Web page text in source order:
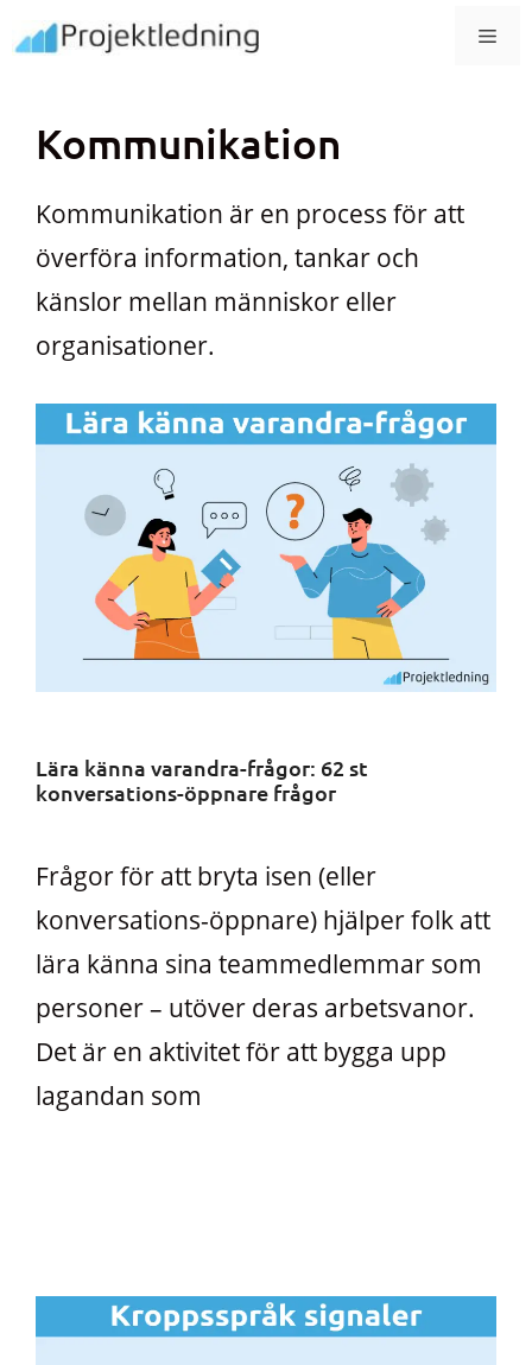
Hoppa
till
Kommunikation
Kommunikation är en process för att
överföra information, tankar och
känslor mellan människor eller
organisationer.
Lära känna varandra-frågor: 62 st
konversations-öppnare frågor
Frågor för att bryta isen (eller
konversations-öppnare) hjälper folk att
lära känna sina teammedlemmar som
personer – utöver deras arbetsvanor.
Det är en aktivitet för att bygga upp
lagandan som